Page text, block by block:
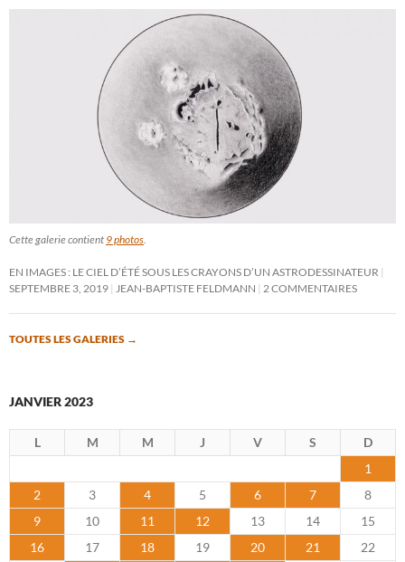
Cette galerie contient 9 photos.
EN IMAGES : LE CIEL D’ÉTÉ SOUS LES CRAYONS D’UN ASTRODESSINATEUR
SEPTEMBRE 3, 2019 JEAN-BAPTISTE FELDMANN 2 COMMENTAIRES
TOUTES LES GALERIES →
JANVIER 2023
L M M J V S
D
1
2
3 4 5 6 7
8
9
10 11 12 13 14
15
16
17 18 19 20 21
22